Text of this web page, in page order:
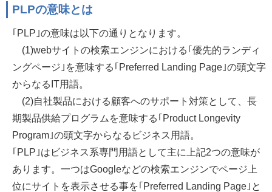
PLPの意味とは
｢PLP｣の意味は以下の通りとなります。
(1)webサイトの検索エンジンにおける｢優先的ランディ
ングページ｣を意味する｢Preferred Landing Page｣の頭文字
からなるIT用語。
(2)自社製品における顧客へのサポート対策として、長
期製品供給プログラムを意味する｢Product Longevity
Program｣の頭文字からなるビジネス用語。
｢PLP｣はビジネス系専門用語として主に上記2つの意味が
あります。一つはGoogleなどの検索エンジンでページ上
位にサイトを表示させる事を｢Preferred Landing Page｣と